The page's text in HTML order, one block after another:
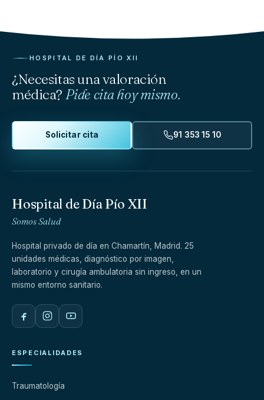
HOSPITAL DE DÍA PÍO XII
¿Necesitas una valoración
médica? Pide cita hoy mismo.
Solicitar cita 91 353 15 10
Hospital de Día Pío XII
Somos Salud
Hospital privado de día en Chamartín, Madrid. 25
unidades médicas, diagnóstico por imagen,
laboratorio y cirugía ambulatoria sin ingreso, en un
mismo entorno sanitario.
ESPECIALIDADES
Traumatología